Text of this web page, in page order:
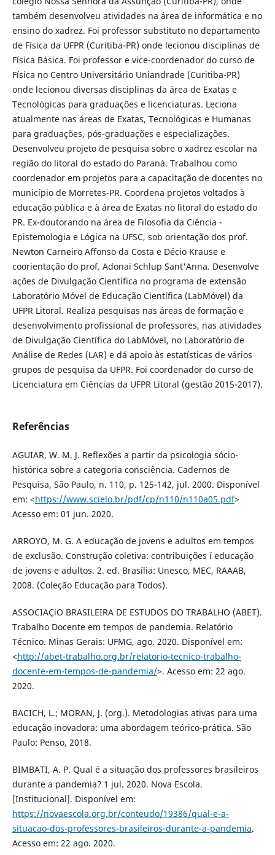
também desenvolveu atividades na área de informática e no
ensino do xadrez. Foi professor substituto no departamento
de Fí­sica da UFPR (Curitiba-PR) onde lecionou disciplinas de
Fí­sica Básica. Foi professor e vice-coordenador do curso de
Fí­sica no Centro Universitário Uniandrade (Curitiba-PR)
onde lecionou diversas disciplinas da área de Exatas e
Tecnológicas para graduações e licenciaturas. Leciona
atualmente nas áreas de Exatas, Tecnológicas e Humanas
para graduações, pós-graduações e especializações.
Desenvolveu projeto de pesquisa sobre o xadrez escolar na
região do litoral do estado do Paraná. Trabalhou como
coordenador em projetos para a capacitação de docentes no
municí­pio de Morretes-PR. Coordena projetos voltados à
educação pública e à área de Exatas no litoral do estado do
PR. Ex-doutorando na área de Filosofia da Ciência -
Epistemologia e Lógica na UFSC, sob orientação dos prof.
Newton Carneiro Affonso da Costa e Décio Krause e
coorientação do prof. Adonai Schlup Sant'Anna. Desenvolve
ações de Divulgação Cientí­fica no programa de extensão
Laboratório Móvel de Educação Cientí­fica (LabMóvel) da
UFPR Litoral. Realiza pesquisas nas áreas de formação e
desenvolvimento profissional de professores, nas atividades
de Divulgação Cientí­fica do LabMóvel, no Laboratório de
Análise de Redes (LAR) e dá apoio às estatí­sticas de vários
grupos de pesquisa da UFPR. Foi coordenador do curso de
Licenciatura em Ciências da UFPR Litoral (gestão 2015-2017).
Referências
AGUIAR, W. M. J. Reflexões a partir da psicologia sócio-
histórica sobre a categoria consciência. Cadernos de
Pesquisa, São Paulo, n. 110, p. 125-142, jul. 2000. Disponí­vel
em: <https://www.scielo.br/pdf/cp/n110/n110a05.pdf>
Acesso em: 01 jun. 2020.
ARROYO, M. G. A educação de jovens e adultos em tempos
de exclusão. Construção coletiva: contribuições í educação
de jovens e adultos. 2. ed. Brasí­lia: Unesco, MEC, RAAAB,
2008. (Coleção Educação para Todos).
ASSOCIAÇíO BRASILEIRA DE ESTUDOS DO TRABALHO (ABET).
Trabalho Docente em tempos de pandemia. Relatório
Técnico. Minas Gerais: UFMG, ago. 2020. Disponí­vel em:
<http://abet-trabalho.org.br/relatorio-tecnico-trabalho-
docente-em-tempos-de-pandemia/>. Acesso em: 22 ago.
2020.
BACICH, L.; MORAN, J. (org.). Metodologias ativas para uma
educação inovadora: uma abordagem teórico-prática. São
Paulo: Penso, 2018.
BIMBATI, A. P. Qual é a situação dos professores brasileiros
durante a pandemia? 1 jul. 2020. Nova Escola.
[Institucional]. Disponí­vel em:
https://novaescola.org.br/conteudo/19386/qual-e-a-
situacao-dos-professores-brasileiros-durante-a-pandemia.
Acesso em: 22 ago. 2020.